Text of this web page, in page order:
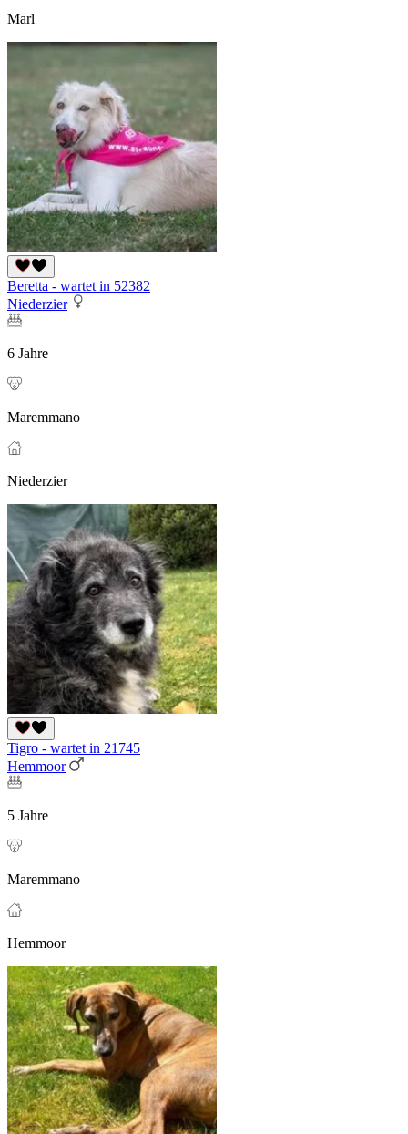
Marl
Beretta - wartet in 52382
Niederzier
6 Jahre
Maremmano
Niederzier
Tigro - wartet in 21745
Hemmoor
5 Jahre
Maremmano
Hemmoor